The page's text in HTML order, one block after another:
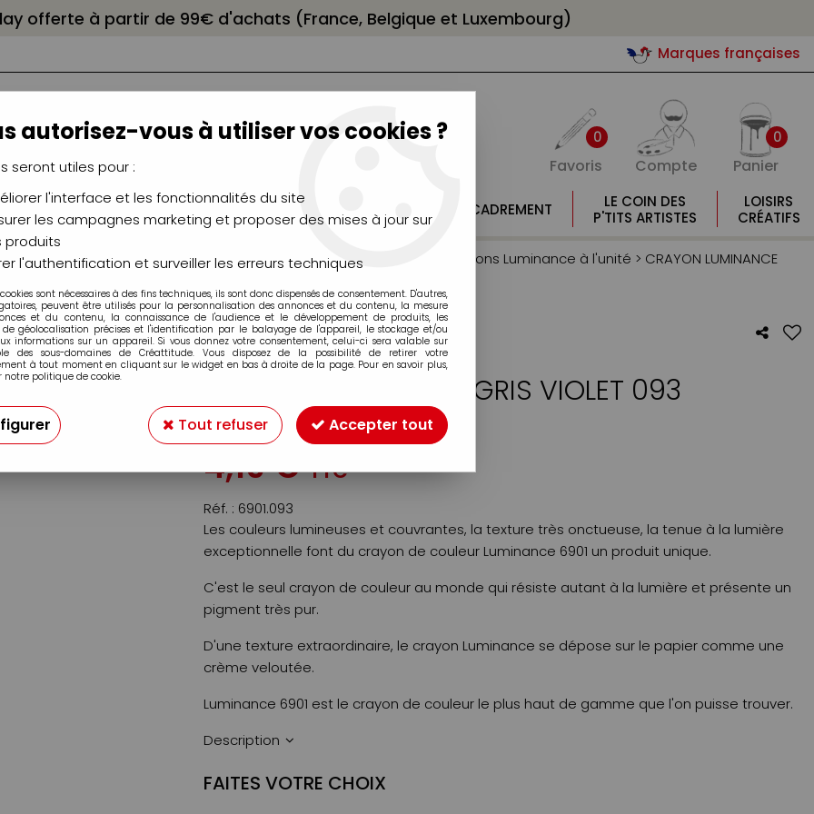
offerte à partir de 99€ d'achats (France, Belgique et Luxembourg)
Marques françaises
0
Favoris Compte
0
Panier
CHÂSSIS
CHEVALETS
AÉROGRAPHIE
MODÉLISME
MOULAGE
ENCADREMENT
LE COIN DES
P'TITS ARTISTES
LOISIRS
CRÉATIFS
Pastels, Aquarellables>Crayons Luminance 6901 Caran d'Ache Crayons Luminance à l'unité > CRAYON LUMINANCE
CRAYON LUMINANCE GRIS VIOLET 093
Soyez le premier à donner votre avis !
4,19€TTC
Réf. : 6901.093
Les couleurs lumineuses et couvrantes, la texture très onctueuse, la tenue à la lumière
exceptionnelle font du crayon de couleur Luminance 6901 un produit unique.
C'est le seul crayon de couleur au monde qui résiste autant à la lumière et présente un
pigment très pur.
D'une texture extraordinaire, le crayon Luminance se dépose sur le papier comme une
crème veloutée.
Luminance 6901 est le crayon de couleur le plus haut de gamme que l'on puisse trouver.
Description
FAITES VOTRE CHOIX
autorisez-vous à utiliser vos cookies ?
seront utiles pour :
l'interface et les fonctionnalités du site
les campagnes marketing et proposer des mises à jour sur
produits
l'authentification et surveiller les erreurs techniques
sont nécessaires à des fins techniques, ils sont donc dispensés de consentement. D'autres,
peuvent être utilisés pour la personnalisation des annonces et du contenu, la mesure
et du contenu, la connaissance de l'audience et le développement de produits, les
de géolocalisation précises et l'identification par le balayage de l'appareil, le stockage et/ou
informations sur un appareil. Si vous donnez votre consentement, celui-ci sera valable sur
des sous-domaines de Créattitude. Vous disposez de la possibilité de retirer votre
à tout moment en cliquant sur le widget en bas à droite de la page. Pour en savoir plus,
notre politique de cookie.
Tout refuser Accepter tout